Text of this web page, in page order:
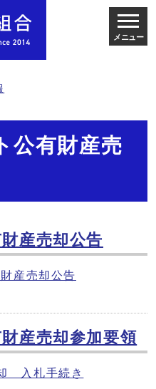
メニュー
公有財産売
産売却公告
産売却公告
産売却参加要領
入札手続き